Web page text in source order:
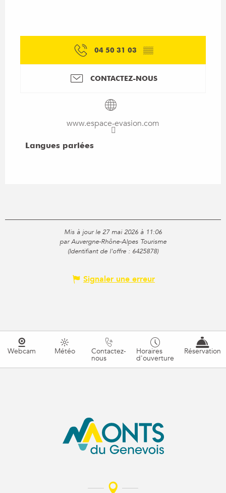
04 50 31 03 ▒▒
CONTACTEZ-NOUS
www.espace-evasion.com
Langues parlées
Langues parlées
Mis à jour le 27 mai 2026 à 11:06
par Auvergne-Rhône-Alpes Tourisme
(Identifiant de l'offre : 6425878)
Signaler une erreur
Webcam Météo Contactez-
nous
Horaires
d'ouverture
Réservation